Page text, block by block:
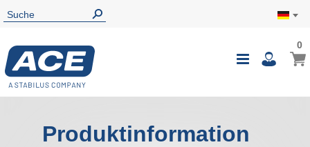
0
Produktinformation